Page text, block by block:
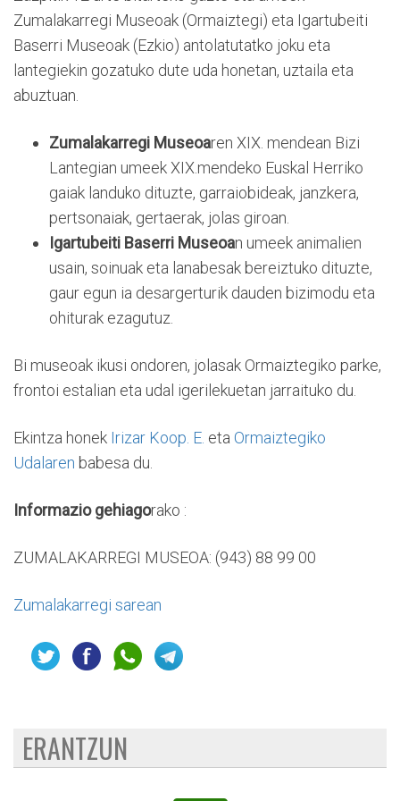
Zumalakarregi Museoak (Ormaiztegi) eta Igartubeiti
Baserri Museoak (Ezkio) antolatutatko joku eta
lantegiekin gozatuko dute uda honetan, uztaila eta
abuztuan.
Zumalakarregi Museoaren XIX. mendean Bizi
Lantegian umeek XIX.mendeko Euskal Herriko
gaiak landuko dituzte, garraiobideak, janzkera,
pertsonaiak, gertaerak, jolas giroan.
Igartubeiti Baserri Museoan umeek animalien
usain, soinuak eta lanabesak bereiztuko dituzte,
gaur egun ia desargerturik dauden bizimodu eta
ohiturak ezagutuz.
Bi museoak ikusi ondoren, jolasak Ormaiztegiko parke,
frontoi estalian eta udal igerilekuetan jarraituko du.
Ekintza honek Irizar Koop. E. eta Ormaiztegiko
Udalaren babesa du.
Informazio gehiagorako :
ZUMALAKARREGI MUSEOA: (943) 88 99 00
Zumalakarregi sarean
ERANTZUN